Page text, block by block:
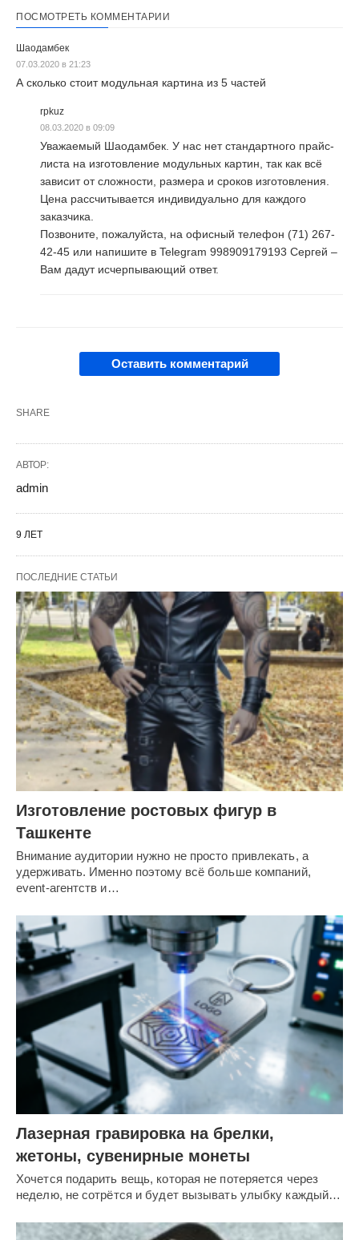
ПОСМОТРЕТЬ КОММЕНТАРИИ
Шаодамбек
07.03.2020 в 21:23
А сколько стоит модульная картина из 5 частей
rpkuz
08.03.2020 в 09:09
Уважаемый Шаодамбек. У нас нет стандартного прайс-
листа на изготовление модульных картин, так как всё
зависит от сложности, размера и сроков изготовления.
Цена рассчитывается индивидуально для каждого
заказчика.
Позвоните, пожалуйста, на офисный телефон (71) 267-
42-45 или напишите в Telegram 998909179193 Сергей –
Вам дадут исчерпывающий ответ.
Оставить комментарий
SHARE
АВТОР:
admin
9 ЛЕТ
ПОСЛЕДНИЕ СТАТЬИ
Изготовление ростовых фигур в
Ташкенте
Внимание аудитории нужно не просто привлекать, а
удерживать. Именно поэтому всё больше компаний,
event-агентств и…
Лазерная гравировка на брелки,
жетоны, сувенирные монеты
Хочется подарить вещь, которая не потеряется через
неделю, не сотрётся и будет вызывать улыбку каждый…